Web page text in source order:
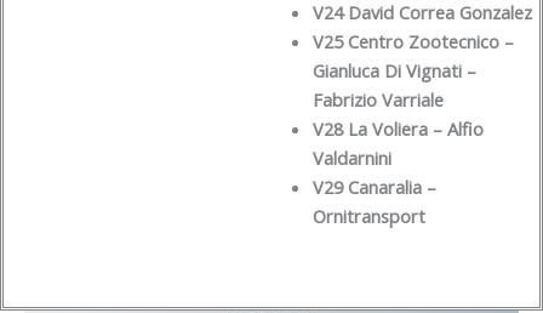
V24 David Correa Gonzalez
V25 Centro Zootecnico –
Gianluca Di Vignati –
Fabrizio Varriale
V28 La Voliera – Alfio
Valdarnini
V29 Canaralia –
Ornitransport